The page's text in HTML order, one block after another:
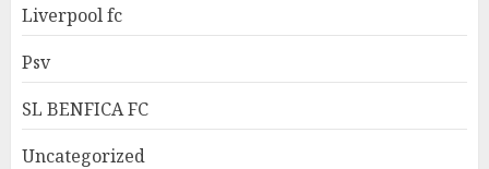
Liverpool fc
Psv
SL BENFICA FC
Uncategorized